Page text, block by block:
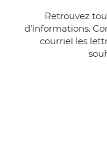
Retrouvez
d’informations.
courriel les